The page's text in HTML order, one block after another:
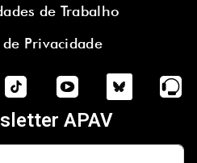
de Trabalho
Privacidade
APAV